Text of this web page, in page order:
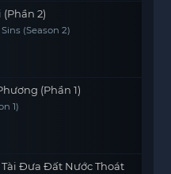
2)
(Season 2)
(Phần 1)
1)
Đưa Đất Nước Thoát